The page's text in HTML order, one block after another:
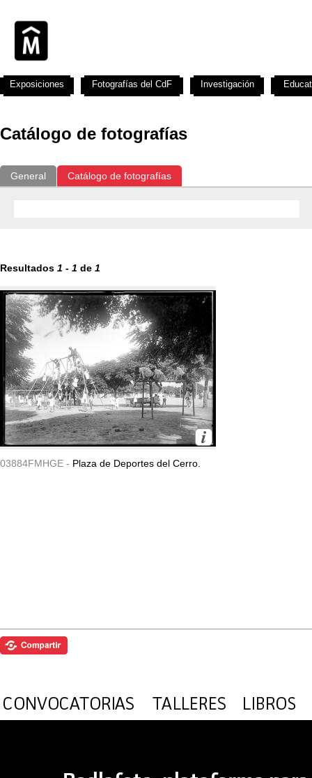
Catálogo de fotografías
General Catálogo de fotografías
Resultados 1 - 1 de 1
03884FMHGE - Plaza de Deportes del Cerro.
Exposiciones Fotografías del CdF Investigación